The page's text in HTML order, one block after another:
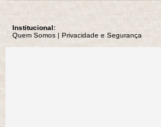
Institucional:
Quem Somos | Privacidade e Segurança